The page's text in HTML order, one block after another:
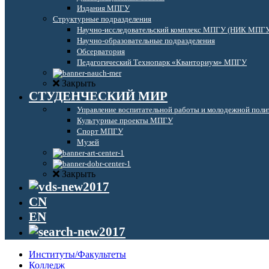
Издания МПГУ
Структурные подразделения
Научно-исследовательский комплекс МПГУ (НИК
Научно-образовательные подразделения
Обсерватория
Педагогический Технопарк «Кванториум» МПГУ
Закрыть
СТУДЕНЧЕСКИЙ МИР
Управление воспитательной работы и молодежной
Культурные проекты МПГУ
Спорт МПГУ
Музей
Закрыть
CN
EN
Институты/Факультеты
Колледж